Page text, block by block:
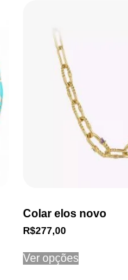
Colar elos novo
R$277,00
Ver opções